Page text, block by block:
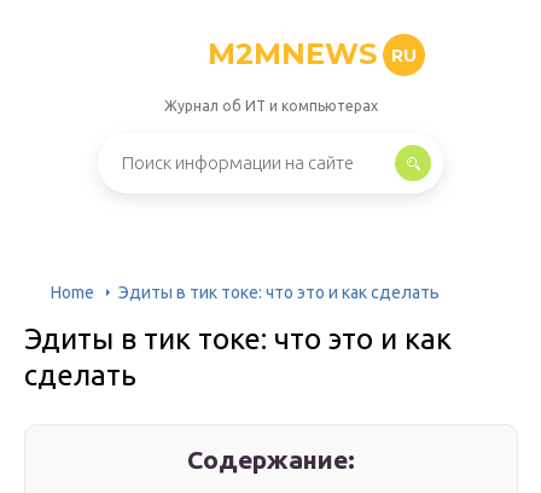
M2MNEWS RU
Журнал об ИТ и компьютерах
Home Эдиты в тик токе: что это и как сделать
Эдиты в тик токе: что это и как
сделать
Содержание: